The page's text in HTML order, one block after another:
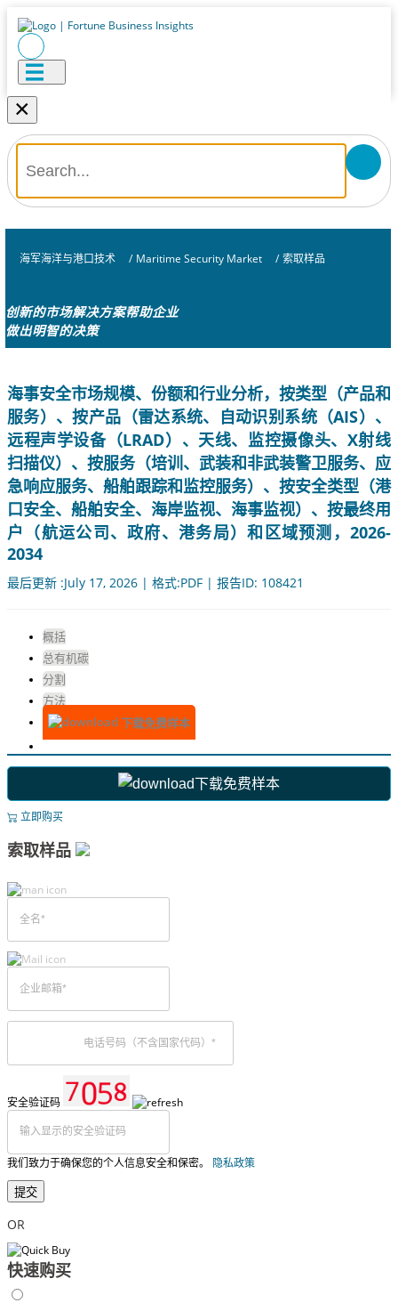
×
海军海洋与港口技术 / Maritime Security Market / 索取样品
创新的市场解决方案帮助企业
做出明智的决策
海事安全市场规模、份额和行业分析，按类型（产品和
服务）、按产品（雷达系统、自动识别系统（AIS）、
远程声学设备（LRAD）、天线、监控摄像头、X射线
扫描仪）、按服务（培训、武装和非武装警卫服务、应
急响应服务、船舶跟踪和监控服务）、按安全类型（港
口安全、船舶安全、海岸监视、海事监视）、按最终用
户（航运公司、政府、港务局）和区域预测，2026-
2034
最后更新 :July 17, 2026 | 格式:PDF | 报告ID: 108421
概括
总有机碳
分割
方法
下载免费样本
下载免费样本
立即购买
索取样品
安全验证码
我们致力于确保您的个人信息安全和保密。 隐私政策
提交
OR
快速购买